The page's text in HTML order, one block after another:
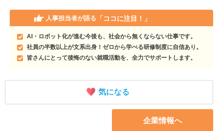
人事担当者が語る 「ココに注目！」
AI・ロボット化が進む今後も、社会から無くならない仕事です。
社員の半数以上が文系出身！ゼロから学べる研修制度に自信あり。
皆さんにとって後悔のない就職活動を、全力でサポートします。
気になる
企業情報へ